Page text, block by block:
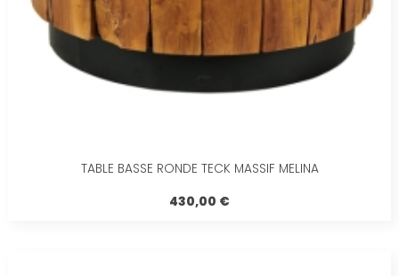
TABLE BASSE RONDE TECK MASSIF MELINA
430,00 €